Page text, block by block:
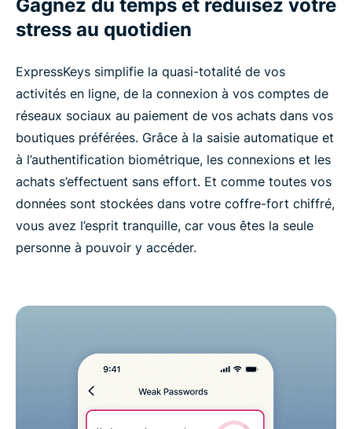
Gagnez du temps et réduisez votre
stress au quotidien
ExpressKeys simplifie la quasi-totalité de vos
activités en ligne, de la connexion à vos comptes de
réseaux sociaux au paiement de vos achats dans vos
boutiques préférées. Grâce à la saisie automatique et
à l’authentification biométrique, les connexions et les
achats s’effectuent sans effort. Et comme toutes vos
données sont stockées dans votre coffre-fort chiffré,
vous avez l’esprit tranquille, car vous êtes la seule
personne à pouvoir y accéder.